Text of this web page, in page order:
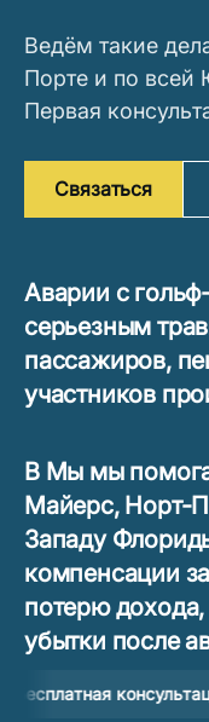
Ведём такие
Порте и по всей
Первая
Связаться
Аварии с
серьезным
пассажиров,
участников
В Мы мы
Майерс, Норт-
Западу
компенсации
потерю
убытки после
консультация